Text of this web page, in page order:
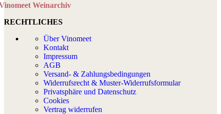
Weinarchiv
RECHTLICHES
Über Vinomeet
Kontakt
Impressum
AGB
Versand- & Zahlungsbedingungen
Widerrufsrecht & Muster-Widerrufsformular
Privatsphäre und Datenschutz
Cookies
Vertrag widerrufen